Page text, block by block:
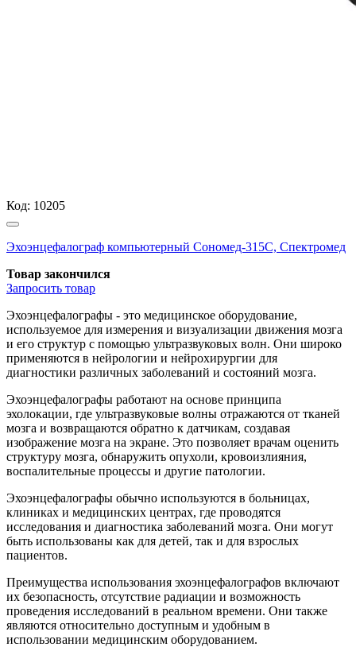
Код: 10205
Эхоэнцефалограф компьютерный Сономед-315С, Спектромед
Товар закончился
Запросить товар
Эхоэнцефалографы - это медицинское оборудование,
используемое для измерения и визуализации движения мозга
и его структур с помощью ультразвуковых волн. Они широко
применяются в нейрологии и нейрохирургии для
диагностики различных заболеваний и состояний мозга.
Эхоэнцефалографы работают на основе принципа
эхолокации, где ультразвуковые волны отражаются от тканей
мозга и возвращаются обратно к датчикам, создавая
изображение мозга на экране. Это позволяет врачам оценить
структуру мозга, обнаружить опухоли, кровоизлияния,
воспалительные процессы и другие патологии.
Эхоэнцефалографы обычно используются в больницах,
клиниках и медицинских центрах, где проводятся
исследования и диагностика заболеваний мозга. Они могут
быть использованы как для детей, так и для взрослых
пациентов.
Преимущества использования эхоэнцефалографов включают
их безопасность, отсутствие радиации и возможность
проведения исследований в реальном времени. Они также
являются относительно доступным и удобным в
использовании медицинским оборудованием.